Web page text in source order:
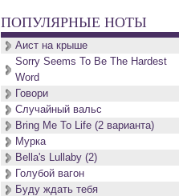
ПОПУЛЯРНЫЕ НОТЫ
Аист на крыше
Sorry Seems To Be The Hardest
Word
Говори
Случайный вальс
Bring Me To Life (2 варианта)
Мурка
Bella's Lullaby (2)
Голубой вагон
Буду ждать тебя